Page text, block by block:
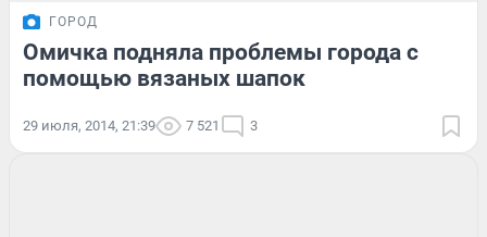
ГОРОД
Омичка подняла проблемы города с
помощью вязаных шапок
29 июля, 2014, 21:39 7 521 3